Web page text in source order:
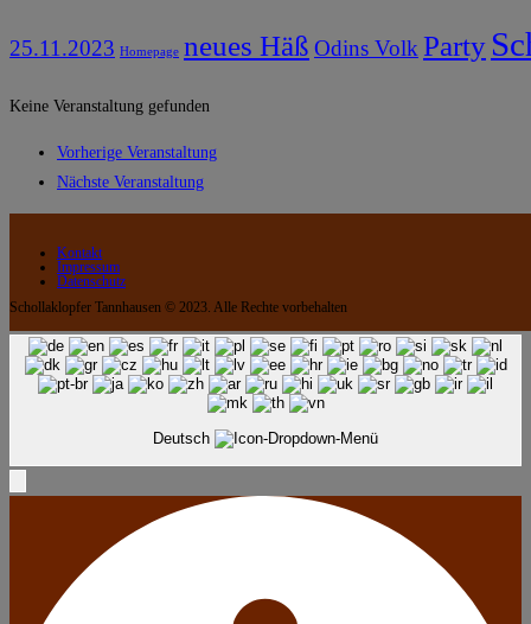
25.11.2023 Homepage neues Häß Odins VolkParty
Keine Veranstaltung gefunden
Vorherige Veranstaltung
Nächste Veranstaltung
Kontakt
Impressum
Datenschutz
Schollaklopfer Tannhausen © 2023. Alle Rechte vorbehalten
Deutsch